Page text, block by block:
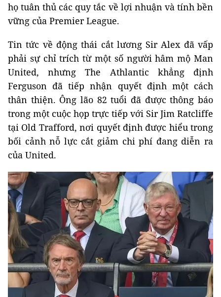
họ tuân thủ các quy tắc về lợi nhuận và tính bền
vững của Premier League.
Tin tức về động thái cắt lương Sir Alex đã vấp
phải sự chỉ trích từ một số người hâm mộ Man
United, nhưng The Athlantic khẳng định
Ferguson đã tiếp nhận quyết định một cách
thân thiện. Ông lão 82 tuổi đã được thông báo
trong một cuộc họp trực tiếp với Sir Jim Ratcliffe
tại Old Trafford, nơi quyết định được hiểu trong
bối cảnh nỗ lực cắt giảm chi phí đang diễn ra
của United.